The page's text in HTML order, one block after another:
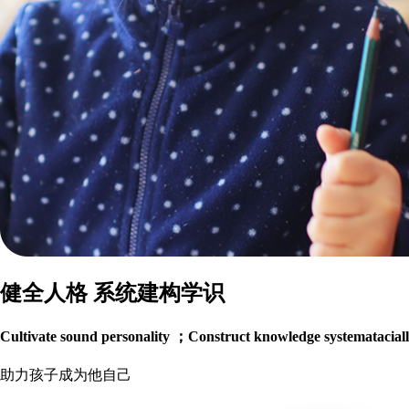
健全人格 系统建构学识
Cultivate sound personality ；Construct knowledge
助力孩子成为他自己